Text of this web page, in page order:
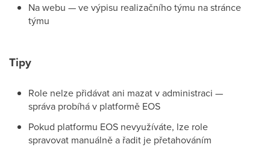
Na webu — ve výpisu realizačního týmu na stránce
týmu
Tipy
Role nelze přidávat ani mazat v administraci —
správa probíhá v platformě EOS
Pokud platformu EOS nevyužíváte, lze role
spravovat manuálně a řadit je přetahováním